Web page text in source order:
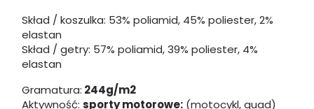
Skład / koszulka: 53% poliamid, 45% poliester, 2%
elastan
Skład / getry: 57% poliamid, 39% poliester, 4%
elastan
Gramatura: 244g/m2
Aktywność: sporty motorowe: (motocykl, quad)